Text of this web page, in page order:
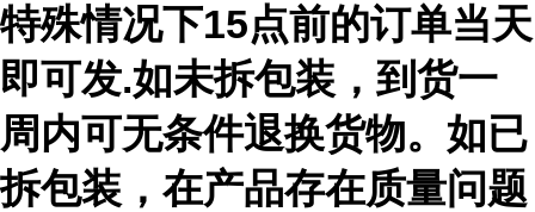
特殊情况下15点前的订单当天
即可发.如未拆包装，到货一
周内可无条件退换货物。如已
拆包装，在产品存在质量问题